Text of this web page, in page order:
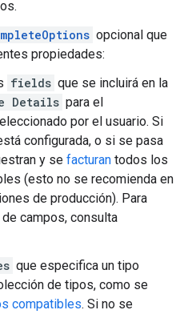
opcional que
propiedades:
fields que se incluirá en la
Details para el
por el usuario. Si
configurada, o si se pasa
y se facturan todos los
(esto no se recomienda en
de producción). Para
campos, consulta
que especifica un tipo
de tipos, como se
compatibles. Si no se